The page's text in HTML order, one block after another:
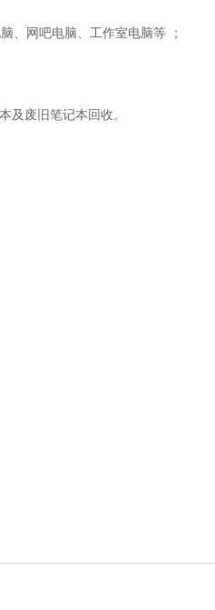
、网吧电脑、工作室电脑等 ；
及废旧笔记本回收。